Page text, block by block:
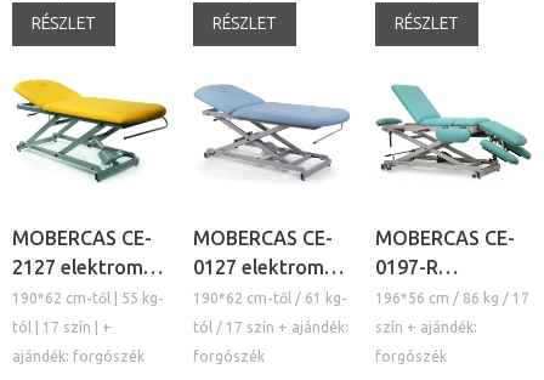
RÉSZLET RÉSZLET RÉSZLET
MOBERCAS CE-
2127 elektromos
kezelőágy
190*62 cm-től | 55 kg-
tól | 17 szín | +
ajándék: forgószék
MOBERCAS CE-
0127 elektromos
kezelőágy
190*62 cm-től / 61 kg-
tól / 17 szín + ajándék:
forgószék
MOBERCAS CE-
0197-R
elektromos
kezelőágy
196*56 cm / 86 kg / 17
szín + ajándék:
forgószék